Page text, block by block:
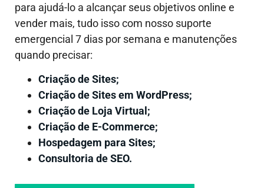
para ajudá-lo a alcançar seus objetivos online e
vender mais, tudo isso com nosso suporte
emergencial 7 dias por semana e manutenções
quando precisar:
Criação de Sites;
Criação de Sites em WordPress;
Criação de Loja Virtual;
Criação de E-Commerce;
Hospedagem para Sites;
Consultoria de SEO.